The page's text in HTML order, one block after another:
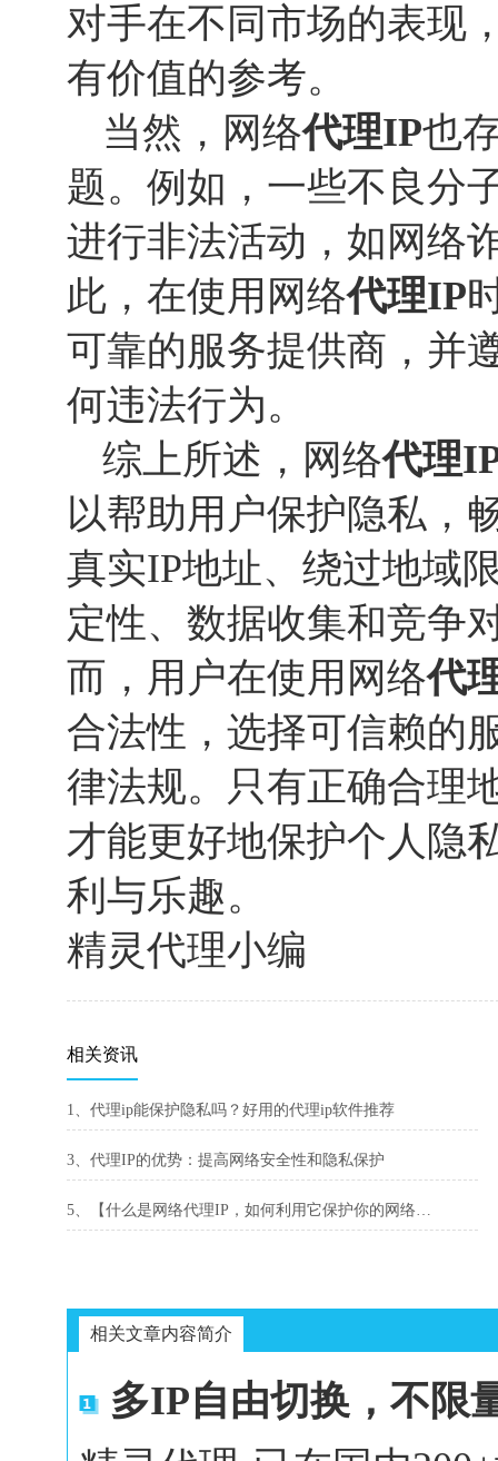
对手在不同市场的表现
有价值的参考。
当然，网络代理IP也
题。例如，一些不良分
进行非法活动，如网络
此，在使用网络代理IP
可靠的服务提供商，并
何违法行为。
综上所述，网络代理
以帮助用户保护隐私，
真实IP地址、绕过地域
定性、数据收集和竞争
而，用户在使用网络代
合法性，选择可信赖的
律法规。只有正确合理
才能更好地保护个人隐
利与乐趣。
精灵代理小编
相关资讯
1、代理ip能保护隐私吗？好用的代理ip软件推荐
3、代理IP的优势：提高网络安全性和隐私保护
5、【什么是网络代理IP，如何利用它保护你的网络安全】
相关文章内容简介
多IP自由切换，不限